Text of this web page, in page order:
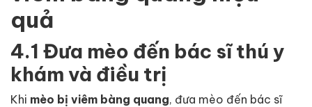
quả
4.1 Đưa mèo đến bác sĩ thú y
khám và điều trị
Khi mèo bị viêm bàng quang, đưa mèo đến bác sĩ